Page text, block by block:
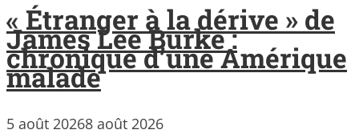
« Étranger à la dérive » de
James Lee Burke :
chronique d’une Amérique
malade
5 août 20268 août 2026